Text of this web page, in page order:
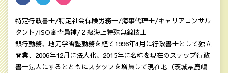
特定行政書士/特定社会保険労務士/海事代理士/キャリアコンサル
タント/ISO審査員補/２級海上特殊無線技士
銀行勤務、地元学習塾勤務を経て1996年4月に行政書士として独立
開業、2006年12月に法人化、2015年に名称を現在のステップ行政
書士法人にするとともにスタッフを増員して現在地（茨城県鹿嶋